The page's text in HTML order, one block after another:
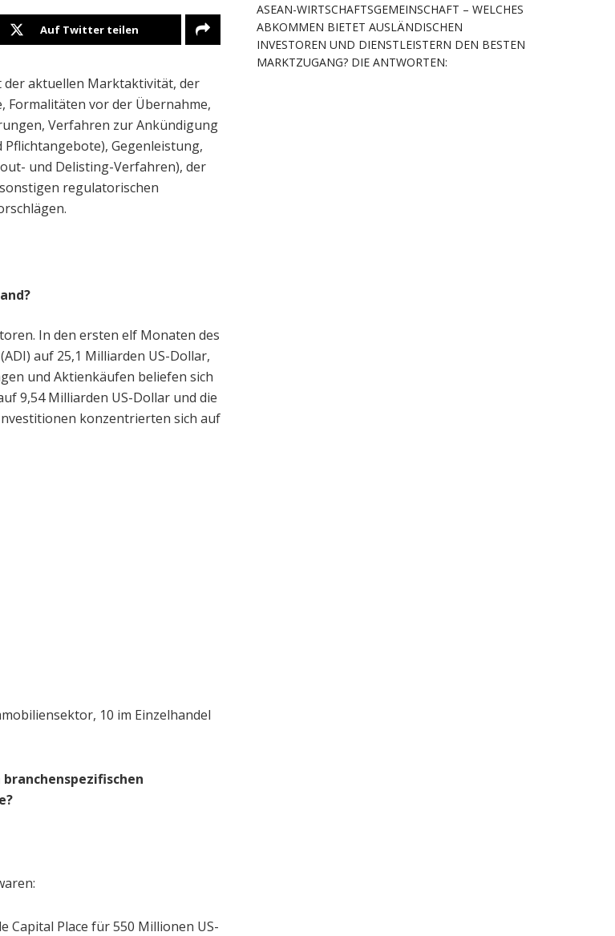
Auf Twitter teilen
der aktuellen Marktaktivität, der
Formalitäten vor der Übernahme,
Verfahren zur Ankündigung
Gegenleistung,
und Delisting-Verfahren), der
regulatorischen
In den ersten elf Monaten des
auf 25,1 Milliarden US-Dollar,
und Aktienkäufen beliefen sich
9,54 Milliarden US-Dollar und die
konzentrierten sich auf
10 im Einzelhandel
Capital Place für 550 Millionen US-
ASEAN-WIRTSCHAFTSGEMEINSCHAFT – WELCHES
ABKOMMEN BIETET AUSLÄNDISCHEN
INVESTOREN UND DIENSTLEISTERN DEN BESTEN
MARKTZUGANG? DIE ANTWORTEN: